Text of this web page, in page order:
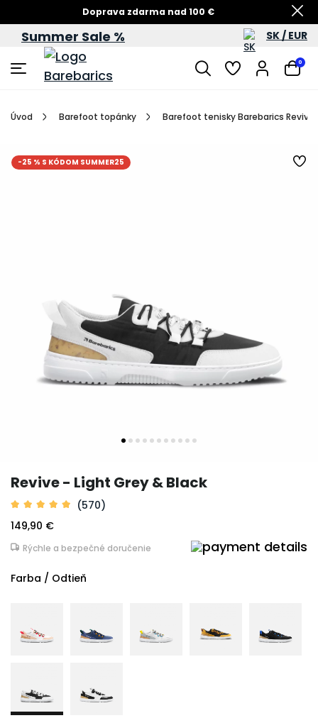
Doprava zdarma nad 100 €
Summer Sale – zľavy až do 60 %
Summer Sale % SK / EUR
0
Úvod Barefoot topánky Barefoot tenisky Barebarics Revive
-25 % S KÓDOM SUMMER25
Revive - Light Grey & Black
(570)
149,90 €
Rýchle a bezpečné doručenie
Farba / Odtieň